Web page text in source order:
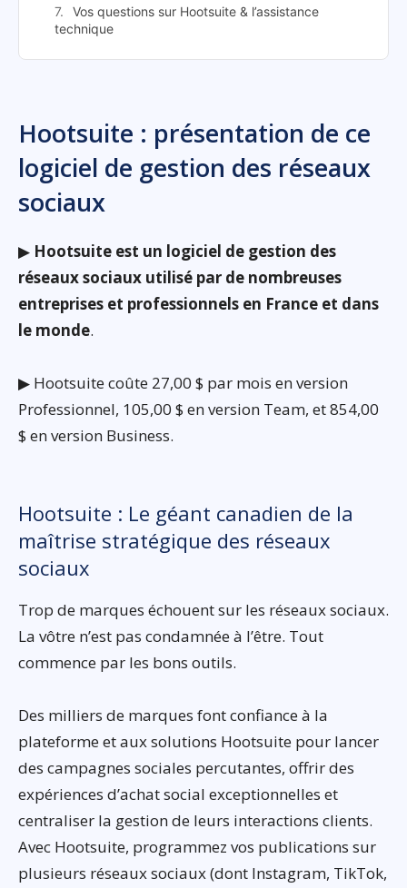
Vos questions sur Hootsuite & l’assistance
technique
Hootsuite : présentation de ce
logiciel de gestion des réseaux
sociaux
▶ Hootsuite est un logiciel de gestion des
réseaux sociaux utilisé par de nombreuses
entreprises et professionnels en France et dans
le monde.
▶ Hootsuite coûte 27,00 $ par mois en version
Professionnel, 105,00 $ en version Team, et 854,00
$ en version Business.
Hootsuite : Le géant canadien de la
maîtrise stratégique des réseaux
sociaux
Trop de marques échouent sur les réseaux sociaux.
La vôtre n’est pas condamnée à l’être. Tout
commence par les bons outils.
Des milliers de marques font confiance à la
plateforme et aux solutions Hootsuite pour lancer
des campagnes sociales percutantes, offrir des
expériences d’achat social exceptionnelles et
centraliser la gestion de leurs interactions clients.
Avec Hootsuite, programmez vos publications sur
plusieurs réseaux sociaux (dont Instagram, TikTok,